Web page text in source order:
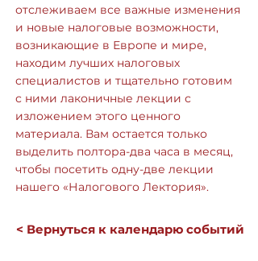
отслеживаем все важные изменения
и новые налоговые возможности,
возникающие в Европе и мире,
находим лучших налоговых
специалистов и тщательно готовим
с ними лаконичные лекции с
изложением этого ценного
материала. Вам остается только
выделить полтора-два часа в месяц,
чтобы посетить одну-две лекции
нашего «Налогового Лектория».
< Вернуться к календарю событий